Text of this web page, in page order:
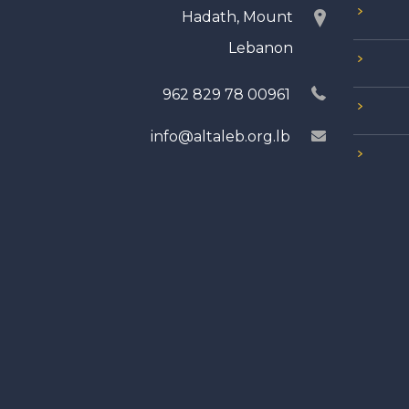
Hadath, Mount
Lebanon
00961 78 829 962
info@altaleb.org.lb